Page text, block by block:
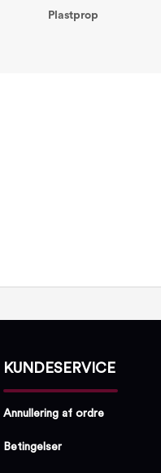
Plastprop
KUNDESERVICE
Annullering af ordre
Betingelser